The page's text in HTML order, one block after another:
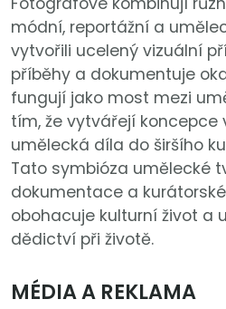
módní, reportážní a
vytvořili ucelený vizuální
příběhy a dokumentuje
fungují jako most mezi
tím, že vytvářejí koncepce
umělecká díla do širšího
Tato symbióza umělecké
dokumentace a
obohacuje kulturní život a
dědictví při životě.
MÉDIA A REKLAMA